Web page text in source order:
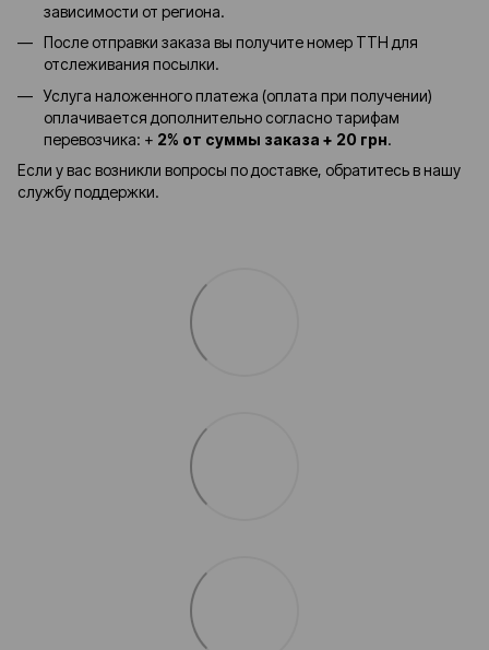
зависимости от региона.
После отправки заказа вы получите номер ТТН для
отслеживания посылки.
Услуга наложенного платежа (оплата при получении)
оплачивается дополнительно согласно тарифам
перевозчика: + 2% от суммы заказа + 20 грн.
Если у вас возникли вопросы по доставке, обратитесь в нашу
службу поддержки.